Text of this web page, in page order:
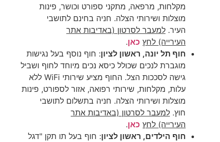
מקלחות, מרפאה, מתקני ספורט וכושר, פינות
מוצלות ושירותי הצלה. חניה בחינם לתושבי
העיר. למעבר לסרטון (באדיבות אתר
העירייה) לחץ כאן.
חוף תל יונה, ראשון לציון: חוף נוסף בעל נגישות
מוגברת לנכים שכולל כיסא נכים מיוחד לחוף ושביל
גישה לסככות הצל. החוף מציע שירותי WiFi ללא
עלות, מקלחות, שירותי רפואה, אזור לספורט, פינות
מוצלות ושירותי הצלה. חניה בתשלום לתושבי
חוץ. למעבר לסרטון (באדיבות אתר
העירייה) לחץ כאן.
חוף הילדים, ראשון לציון: חוף בעל תו תקן "דגל